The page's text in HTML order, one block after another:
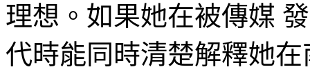
理想。如果她在被傳媒
代時能同時清楚解釋她